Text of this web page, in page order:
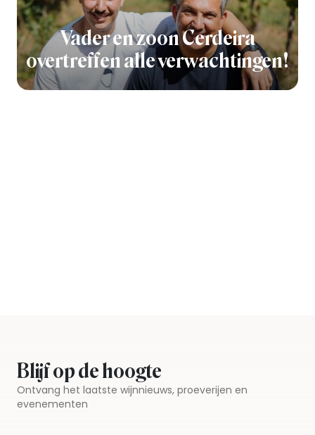
Vader en zoon Cerdeira
overtreffen alle verwachtingen!
Blijf op de hoogte
Ontvang het laatste wijnnieuws, proeverijen en
evenementen